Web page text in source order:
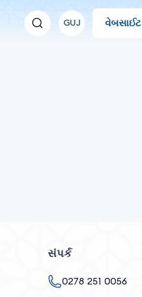
GUJ વેબસાઈટ
સંપર્ક
0278 251 0056